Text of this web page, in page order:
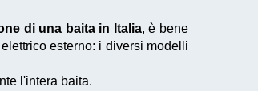
di una baita in Italia, è bene
esterno: i diversi modelli
l'intera baita.